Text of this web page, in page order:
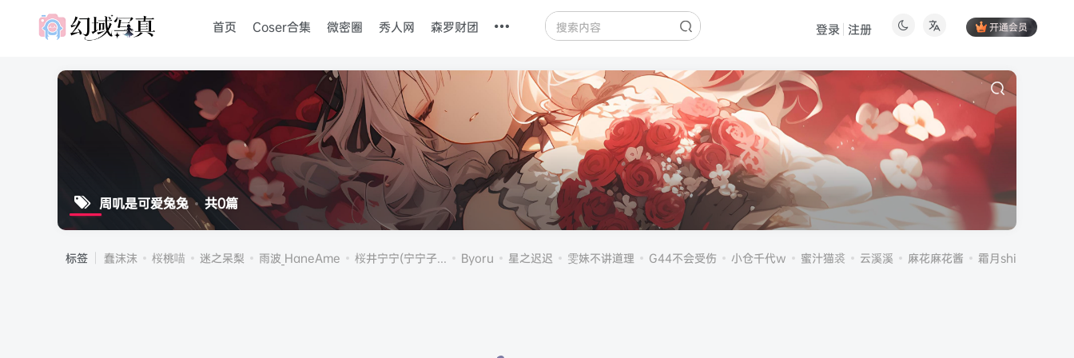
首页 Coser合集 微密圈 秀人网 森罗财团 开通会员
登录 注册
周叽是可爱兔兔 共0篇
标签 蠢沫沫 桜桃喵 迷之呆梨 雨波_HaneAme 桜井宁宁(宁宁子... Byoru 星之迟迟 雯妹不讲道理 G44不会受伤 小仓千代w 蜜汁猫裘 云溪溪 麻花麻花酱 霜月shimo